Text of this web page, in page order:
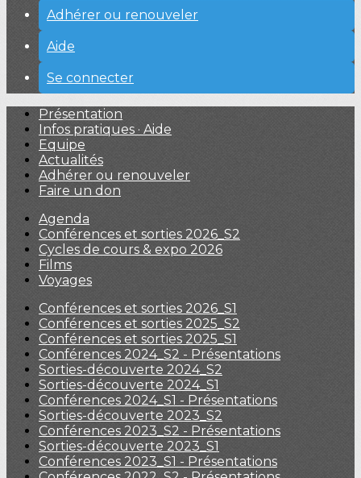
Adhérer ou renouveler
Aide
Se connecter
Présentation
Infos pratiques · Aide
Equipe
Actualités
Adhérer ou renouveler
Faire un don
Agenda
Conférences et sorties 2026_S2
Cycles de cours & expo 2026
Films
Voyages
Conférences et sorties 2026_S1
Conférences et sorties 2025_S2
Conférences et sorties 2025_S1
Conférences 2024_S2 - Présentations
Sorties-découverte 2024_S2
Sorties-découverte 2024_S1
Conférences 2024_S1 - Présentations
Sorties-découverte 2023_S2
Conférences 2023_S2 - Présentations
Sorties-découverte 2023_S1
Conférences 2023_S1 - Présentations